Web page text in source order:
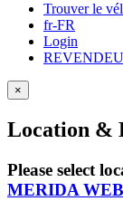
Trouver le
fr-FR
Login
×
Location &
Please select
MERIDA